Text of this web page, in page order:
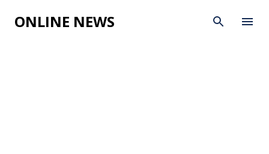
Skip to main content
ONLINE NEWS